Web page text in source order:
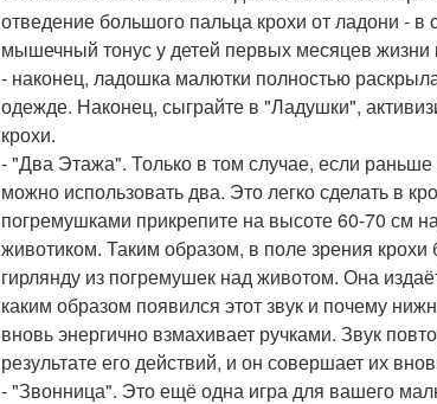
отведение большого пальца крохи от ладони -
мышечный тонус у детей первых месяцев жизни
- наконец, ладошка малютки полностью
одежде. Наконец, сыграйте в "Ладушки",
крохи.
- "Два Этажа". Только в том случае, если
можно использовать два. Это легко сделать в
погремушками прикрепите на высоте 60-70 см
животиком. Таким образом, в поле зрения крохи
гирлянду из погремушек над животом. Она
каким образом появился этот звук и почему
вновь энергично взмахивает ручками. Звук
результате его действий, и он совершает их
- "Звонница". Это ещё одна игра для вашего